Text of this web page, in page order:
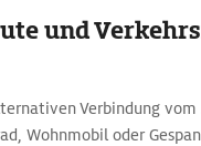
und
Verbindung
Wohnmobil oder